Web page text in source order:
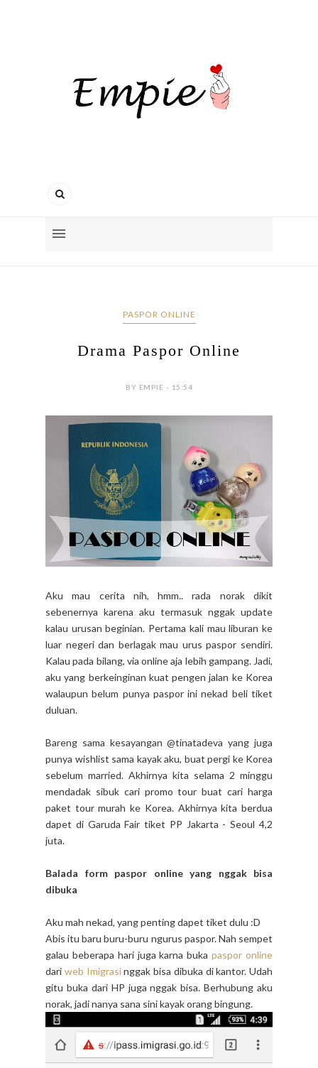
PASPOR ONLINE
Drama Paspor Online
BY EMPIE - 15:54
Aku mau cerita nih, hmm.. rada norak dikit
sebenernya karena aku termasuk nggak update
kalau urusan beginian. Pertama kali mau liburan ke
luar negeri dan berlagak mau urus paspor sendiri.
Kalau pada bilang, via online aja lebih gampang. Jadi,
aku yang berkeinginan kuat pengen jalan ke Korea
walaupun belum punya paspor ini nekad beli tiket
duluan.
Bareng sama kesayangan @tinatadeva yang juga
punya wishlist sama kayak aku, buat pergi ke Korea
sebelum married. Akhirnya kita selama 2 minggu
mendadak sibuk cari promo tour buat cari harga
paket tour murah ke Korea. Akhirnya kita berdua
dapet di Garuda Fair tiket PP Jakarta - Seoul 4,2
juta.
Balada form paspor online yang nggak bisa
dibuka
Aku mah nekad, yang penting dapet tiket dulu :D
Abis itu baru buru-buru ngurus paspor. Nah sempet
galau beberapa hari juga karna bukapaspor online
dari web Imigrasinggak bisa dibuka di kantor. Udah
gitu buka dari HP juga nggak bisa. Berhubung aku
norak, jadi nanya sana sini kayak orang bingung.